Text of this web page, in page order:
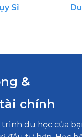
Sĩ
&
chính
du học của